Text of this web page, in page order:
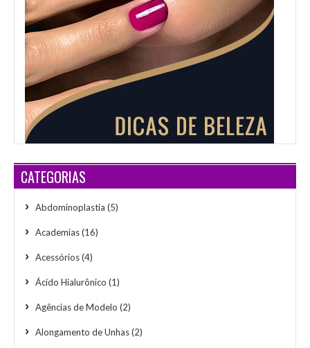
CATEGORIAS
Abdominoplastia (5)
Academias(16)
Acessórios(4)
Ácido Hialurônico (1)
Agências de Modelo (2)
Alongamento de Unhas(2)